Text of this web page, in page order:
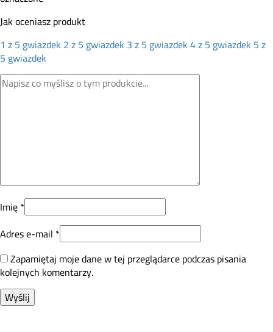
Jak oceniasz produkt
1 z 5 gwiazdek2 z 5 gwiazdek3 z 5 gwiazdek4 z 5 gwiazdek5 z
5 gwiazdek
Imię*
Adres e-mail *
Zapamiętaj moje dane w tej przeglądarce podczas pisania
kolejnych komentarzy.